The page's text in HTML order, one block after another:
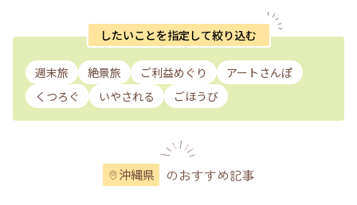
したいことを指定して絞り込む
週末旅 絶景旅 ご利益めぐり
アートさんぽ
くつろぐ
いやされる ごほうび
沖縄県 のおすすめ記事